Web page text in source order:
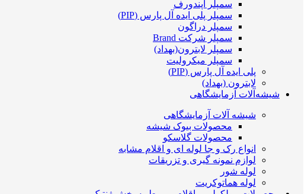
سمپلر اپندورف
سمپلر پلی ایده آل پارس (PIP)
سمپلر دراگون
سمپلر شرکت Brand
سمپلر لابترون(بهداد)
سمپلر میکرولیت
پلی ایده آل پارس (PIP)
لابترون (بهداد)
شیشه‌آلات آزمایشگاهی
شیشه آلات آزمایشگاهی
محصولات بیوک شیشه
محصولات گلاسکو
انواع رک و جا لوله ای و اقلام مشابه
لوازم نمونه گیری و تزریقات
لوله شور
لوله هماتوکریت